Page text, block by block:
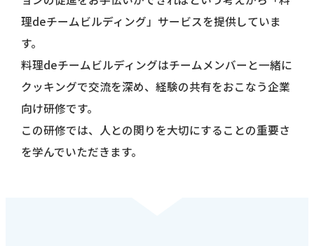
理deチームビルディング」サービスを提供していま
す。
料理deチームビルディングはチームメンバーと一緒に
クッキングで交流を深め、経験の共有をおこなう企業
向け研修です。
この研修では、人との関りを大切にすることの重要さ
を学んでいただきます。